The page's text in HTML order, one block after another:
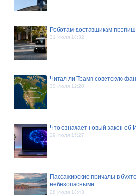
Роботам-доставщикам
31 Июля 18:32
Читал ли Трамп советскую
30 Июля 12:20
Что означает новый закон об
29 Июля 15:27
Пассажирские причалы в
небезопасными
28 Июля 18:43